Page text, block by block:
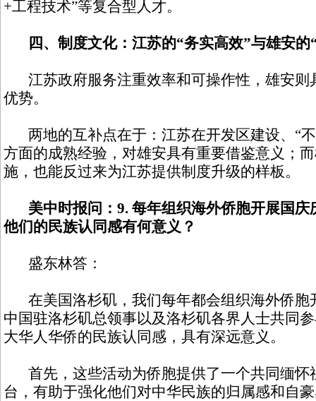
+工程技术”等复合型人才。
四、制度文化：江苏的“务实高效”与雄安的
江苏政府服务注重效率和可操作性，雄安则
优势。
两地的互补点在于：江苏在开发区建设、“不
方面的成熟经验，对雄安具有重要借鉴意义；
施，也能反过来为江苏提供制度升级的样板。
美中时报问：9. 每年组织海外侨胞开展国
他们的民族认同感有何意义？
盛东林答：
在美国洛杉矶，我们每年都会组织海外侨胞
中国驻洛杉矶总领事以及洛杉矶各界人士共同
大华人华侨的民族认同感，具有深远意义。
首先，这些活动为侨胞提供了一个共同缅怀
台，有助于强化他们对中华民族的归属感和自